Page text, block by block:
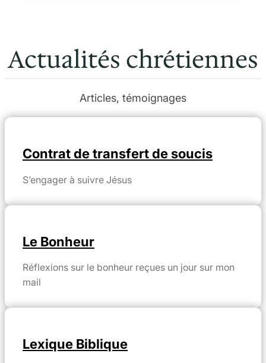
Actualités chrétiennes
Articles, témoignages
Contrat de transfert de soucis
S’engager à suivre Jésus
Le Bonheur
Réflexions sur le bonheur reçues un jour sur mon
mail
Lexique Biblique